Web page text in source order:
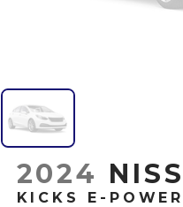
2024
KICKS E-